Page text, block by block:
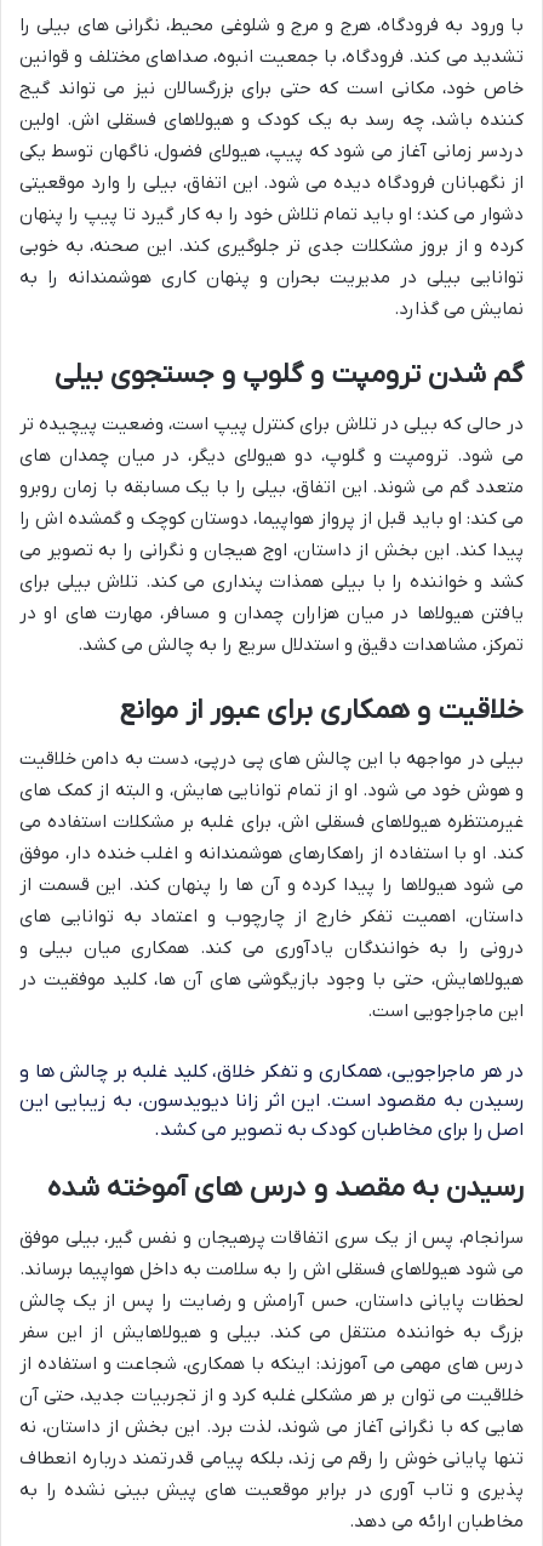
با ورود به فرودگاه، هرج و مرج و شلوغی محیط، نگرانی های بیلی را
تشدید می کند. فرودگاه، با جمعیت انبوه، صداهای مختلف و قوانین
خاص خود، مکانی است که حتی برای بزرگسالان نیز می تواند گیج
کننده باشد، چه رسد به یک کودک و هیولاهای فسقلی اش. اولین
دردسر زمانی آغاز می شود که پیپ، هیولای فضول، ناگهان توسط یکی
از نگهبانان فرودگاه دیده می شود. این اتفاق، بیلی را وارد موقعیتی
دشوار می کند؛ او باید تمام تلاش خود را به کار گیرد تا پیپ را پنهان
کرده و از بروز مشکلات جدی تر جلوگیری کند. این صحنه، به خوبی
توانایی بیلی در مدیریت بحران و پنهان کاری هوشمندانه را به
نمایش می گذارد.
گم شدن ترومپت و گلوپ و جستجوی بیلی
در حالی که بیلی در تلاش برای کنترل پیپ است، وضعیت پیچیده تر
می شود. ترومپت و گلوپ، دو هیولای دیگر، در میان چمدان های
متعدد گم می شوند. این اتفاق، بیلی را با یک مسابقه با زمان روبرو
می کند: او باید قبل از پرواز هواپیما، دوستان کوچک و گمشده اش را
پیدا کند. این بخش از داستان، اوج هیجان و نگرانی را به تصویر می
کشد و خواننده را با بیلی همذات پنداری می کند. تلاش بیلی برای
یافتن هیولاها در میان هزاران چمدان و مسافر، مهارت های او در
تمرکز، مشاهدات دقیق و استدلال سریع را به چالش می کشد.
خلاقیت و همکاری برای عبور از موانع
بیلی در مواجهه با این چالش های پی درپی، دست به دامن خلاقیت
و هوش خود می شود. او از تمام توانایی هایش، و البته از کمک های
غیرمنتظره هیولاهای فسقلی اش، برای غلبه بر مشکلات استفاده می
کند. او با استفاده از راهکارهای هوشمندانه و اغلب خنده دار، موفق
می شود هیولاها را پیدا کرده و آن ها را پنهان کند. این قسمت از
داستان، اهمیت تفکر خارج از چارچوب و اعتماد به توانایی های
درونی را به خوانندگان یادآوری می کند. همکاری میان بیلی و
هیولاهایش، حتی با وجود بازیگوشی های آن ها، کلید موفقیت در
این ماجراجویی است.
در هر ماجراجویی، همکاری و تفکر خلاق، کلید غلبه بر چالش ها و
رسیدن به مقصود است. این اثر زانا دیویدسون، به زیبایی این
اصل را برای مخاطبان کودک به تصویر می کشد.
رسیدن به مقصد و درس های آموخته شده
سرانجام، پس از یک سری اتفاقات پرهیجان و نفس گیر، بیلی موفق
می شود هیولاهای فسقلی اش را به سلامت به داخل هواپیما برساند.
لحظات پایانی داستان، حس آرامش و رضایت را پس از یک چالش
بزرگ به خواننده منتقل می کند. بیلی و هیولاهایش از این سفر
درس های مهمی می آموزند: اینکه با همکاری، شجاعت و استفاده از
خلاقیت می توان بر هر مشکلی غلبه کرد و از تجربیات جدید، حتی آن
هایی که با نگرانی آغاز می شوند، لذت برد. این بخش از داستان، نه
تنها پایانی خوش را رقم می زند، بلکه پیامی قدرتمند درباره انعطاف
پذیری و تاب آوری در برابر موقعیت های پیش بینی نشده را به
مخاطبان ارائه می دهد.